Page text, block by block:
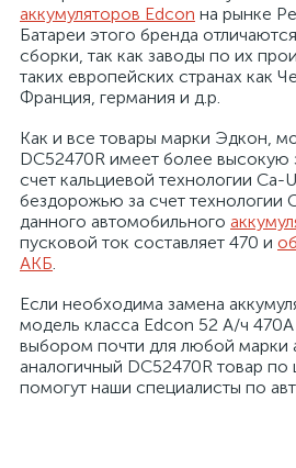
аккумуляторов Edcon на рынке
Батареи этого бренда
сборки, так как заводы по их
таких европейских странах как
Франция, германия и д.р.
Как и все товары марки Эдкон,
DC52470R имеет более высокую
счет кальциевой технологии Ca-
бездорожью за счет технологии
данного автомобильного
пусковой ток составляет 470 и
АКБ.
Если необходима замена
модель класса Edcon 52 А/ч
выбором почти для любой марки
аналогичный DC52470R товар по
помогут наши специалисты по